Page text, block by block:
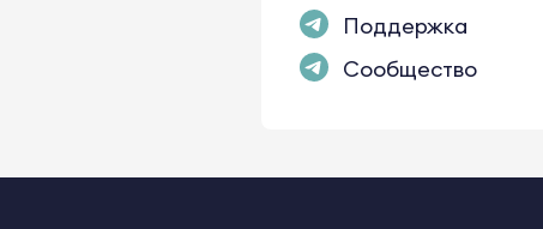
Поддержка
Сообщество